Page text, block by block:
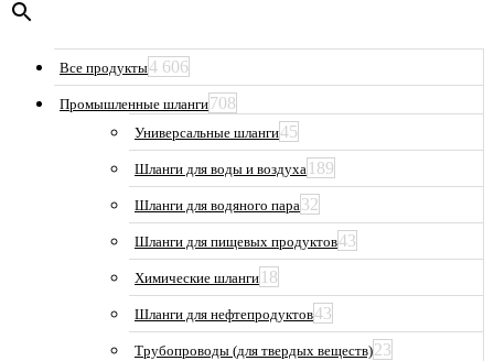
Все продукты4 606
Промышленные шланги708
Универсальные шланги45
Шланги для воды и воздуха 189
Шланги для водяного пара32
Шланги для пищевых продуктов43
Химические шланги 18
Шланги для нефтепродуктов43
Трубопроводы (для твердых веществ)23